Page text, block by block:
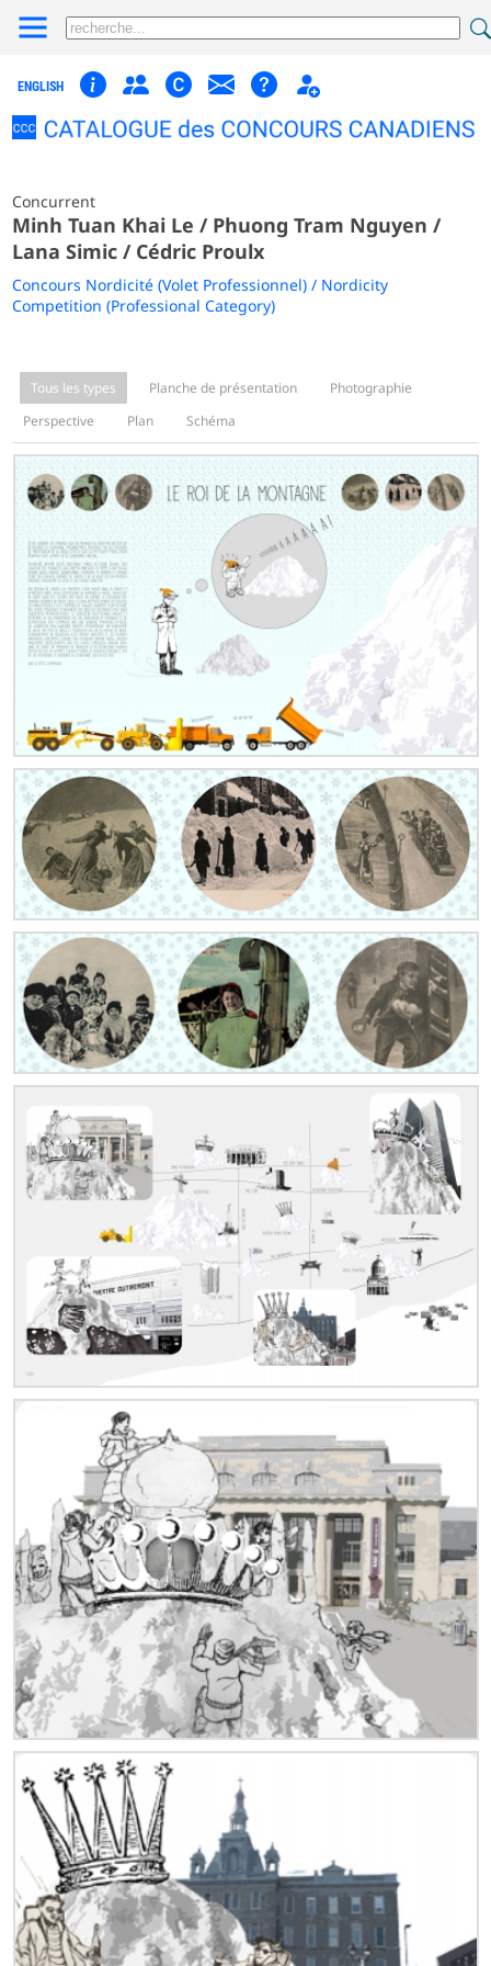
ENGLISH
Concurrent
Minh Tuan Khai Le / Phuong Tram Nguyen /
Lana Simic / Cédric Proulx
Concours Nordicité (Volet Professionnel) / Nordicity
Competition (Professional Category)
Tous les types Planche de présentation
Photographie
Perspective
Plan Schéma